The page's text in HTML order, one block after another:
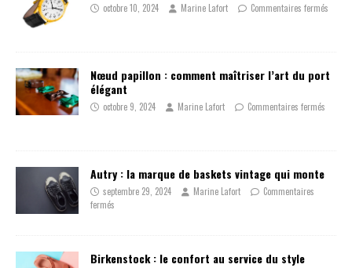
octobre 10, 2024 Marine Lafort Commentaires fermés
Nœud papillon : comment maîtriser l’art du port
élégant
octobre 9, 2024 Marine Lafort Commentaires fermés
Autry : la marque de baskets vintage qui monte
septembre 29, 2024 Marine Lafort
Commentaires
fermés
Birkenstock : le confort au service du style